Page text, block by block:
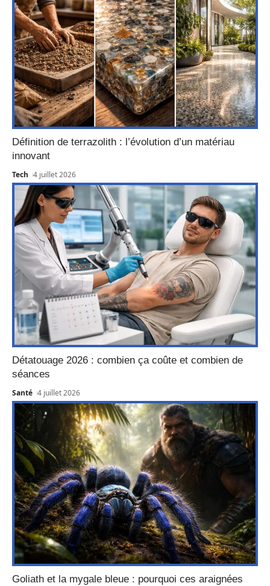
Définition de terrazolith : l’évolution d’un matériau
innovant
Tech 4 juillet 2026
Détatouage 2026 : combien ça coûte et combien de
séances
Santé 4 juillet 2026
Goliath et la mygale bleue : pourquoi ces araignées